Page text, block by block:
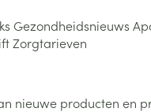
Gezondheidsnieuws
Zorgtarieven
nieuwe producten en